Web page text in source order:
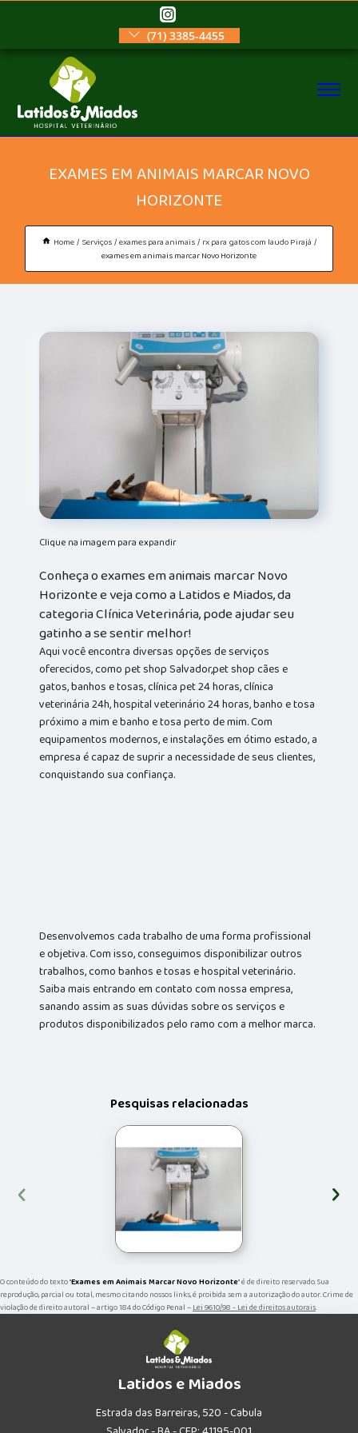
(71) 3385-4455
EXAMES EM ANIMAIS MARCAR NOVO
HORIZONTE
Home Serviços exames para animais rx para gatos com laudo Pirajá
exames em animais marcar Novo Horizonte
Clique na imagem para expandir
Conheça o exames em animais marcar Novo
Horizonte e veja como a Latidos e Miados, da
categoria Clínica Veterinária, pode ajudar seu
gatinho a se sentir melhor!
Aqui você encontra diversas opções de serviços
oferecidos, como pet shop Salvador,pet shop cães e
gatos, banhos e tosas, clínica pet 24 horas, clínica
veterinária 24h, hospital veterinário 24 horas, banho e tosa
próximo a mim e banho e tosa perto de mim. Com
equipamentos modernos, e instalações em ótimo estado, a
empresa é capaz de suprir a necessidade de seus clientes,
conquistando sua confiança.
Desenvolvemos cada trabalho de uma forma profissional
e objetiva. Com isso, conseguimos disponibilizar outros
trabalhos, como banhos e tosas e hospital veterinário.
Saiba mais entrando em contato com nossa empresa,
sanando assim as suas dúvidas sobre os serviços e
produtos disponibilizados pelo ramo com a melhor marca.
Pesquisas relacionadas
‹ ›
O conteúdo do texto "Exames em Animais Marcar Novo Horizonte" é de direito reservado. Sua
reprodução, parcial ou total, mesmo citando nossos links, é proibida sem a autorização do autor. Crime de
violação de direito autoral – artigo 184 do Código Penal –Lei 9610/98 - Lei de direitos autorais.
Latidos e Miados
Estrada das Barreiras, 520 - Cabula